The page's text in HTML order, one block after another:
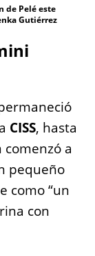
de Pelé este
Gutiérrez
CISS, hasta
a
pequeño
como “un
con